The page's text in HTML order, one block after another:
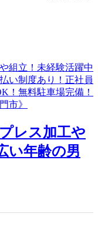
レス加工や
い年齢の男